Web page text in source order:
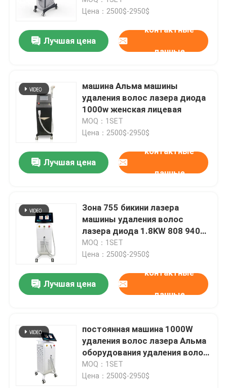
Удаление волос лазера диода SHR
тройной лазер диода длины волны
HIFU уменьшая машину
q переключил лазер yag nd
машина удаления волос ipl
Машина лазера СО2 частичная
Машина лазера пикосекунды
Машина лазера Alexandrite
Цена：2500$-2950$
Лучшая цена
контактные
данные
машина Альма машины
удаления волос лазера диода
1000w женская лицевая
MOQ：1SET
Цена：2500$-2950$
Лучшая цена
контактные
данные
Зона 755 бикини лазера
машины удаления волос
лазера диода 1.8KW 808 940
1064nm
MOQ：1SET
Цена：2500$-2950$
Лучшая цена
контактные
данные
постоянная машина 1000W
удаления волос лазера Альма
оборудования удаления волос
755 808
MOQ：1SET
Цена：2500$-2950$